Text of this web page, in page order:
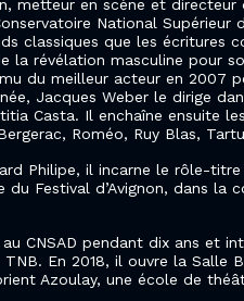
metteur en scène et directeur
National Supérieur
classiques que les écritures
la révélation masculine pour
du meilleur acteur en 2007
Jacques Weber le dirige
Casta. Il enchaîne ensuite
Roméo, Ruy Blas,
Philipe, il incarne le rôle-titre
du Festival d’Avignon, dans la
CNSAD pendant dix ans et
En 2018, il ouvre la Salle
Azoulay, une école de